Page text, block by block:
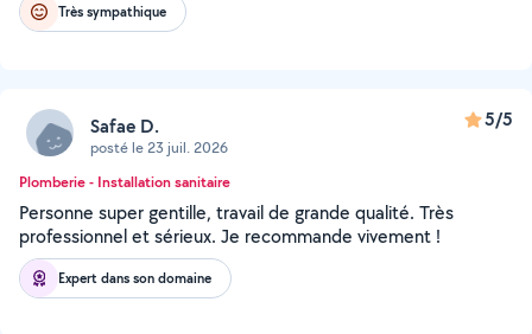
Très sympathique
Safae D.
posté le 23 juil. 2026
5/5
Plomberie - Installation sanitaire
Personne super gentille, travail de grande qualité. Très
professionnel et sérieux. Je recommande vivement !
Expert dans son domaine